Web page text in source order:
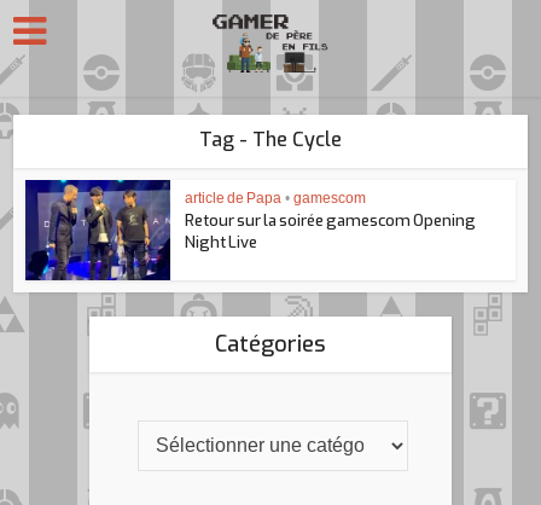
Tag - The Cycle
article de Papa • gamescom
Retour sur la soirée gamescom Opening
Night Live
Catégories